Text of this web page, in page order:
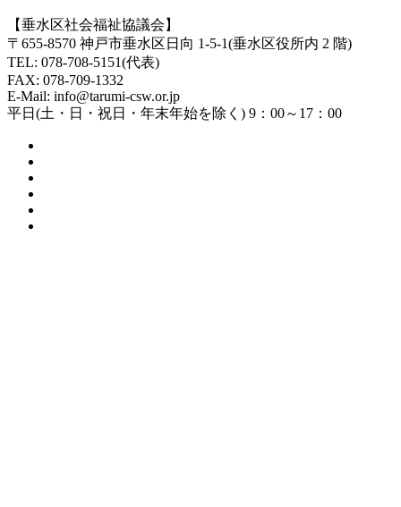
【垂水区社会福祉協議会】
〒655-8570 神戸市垂水区日向 1-5-1(垂水区役所内 2 階)
TEL: 078-708-5151(代表)
FAX: 078-709-1332
E-Mail: info@tarumi-csw.or.jp
平日(土・日・祝日・年末年始を除く) 9：00～17：00